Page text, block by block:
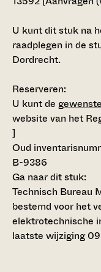
U kunt dit stuk na
raadplegen in de
Dordrecht.
Reserveren:
U kunt de
website van het
]
Oud
B-9386
Ga naar dit stuk:
Technisch Bureau
bestemd voor het
elektrotechnische
laatste wijziging